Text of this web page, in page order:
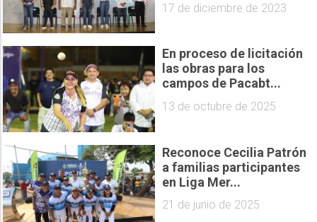
17 de diciembre de 2023
En proceso de licitación
las obras para los
campos de Pacabt...
13 de octubre de 2025
Reconoce Cecilia Patrón
a familias participantes
en Liga Mer...
21 de junio de 2025